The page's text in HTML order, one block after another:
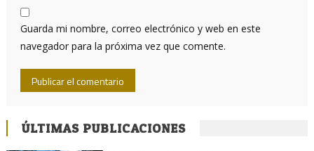
Guarda mi nombre, correo electrónico y web en este
navegador para la próxima vez que comente.
ÚLTIMAS PUBLICACIONES